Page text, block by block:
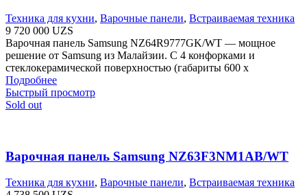
Техника для кухни, Варочные панели, Встраиваемая техника
9 720 000 UZS
Варочная панель Samsung NZ64R9777GK/WT — мощное
решение от Samsung из Малайзии. С 4 конфорками и
стеклокерамической поверхностью (габариты 600 х
Подробнее
Быстрый просмотр
Sold out
Варочная панель Samsung NZ63F3NM1AB/WT
Техника для кухни, Варочные панели, Встраиваемая техника